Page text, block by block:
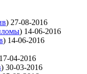
) 27-08-2016
) 14-06-2016
) 14-06-2016
17-04-2016
) 30-03-2016